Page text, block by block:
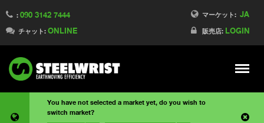
マーケット: JA
販売店: LOGIN
: 090 3142 7444
チャット: ONLINE
Meny
You have not selected a market yet, do you wish to
switch market?